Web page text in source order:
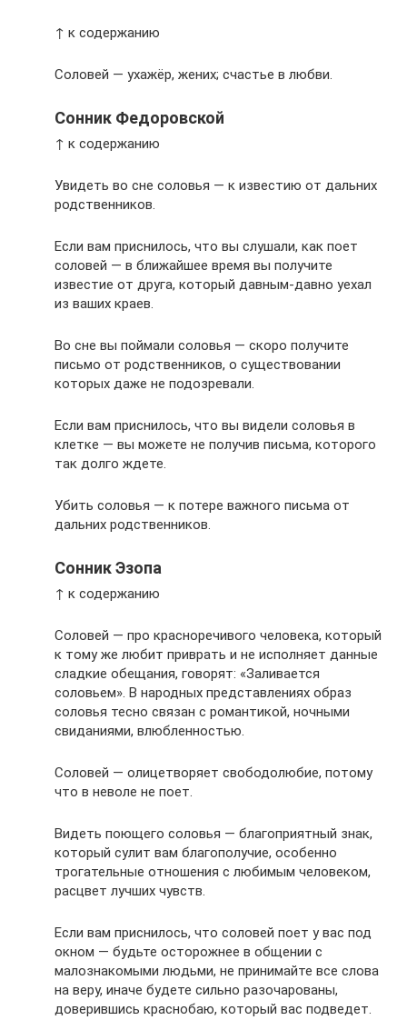
↑ к содержанию
Соловей — ухажёр, жених; счастье в любви.
Сонник Федоровской
↑ к содержанию
Увидеть во сне соловья — к известию от дальних
родственников.
Если вам приснилось, что вы слушали, как поет
соловей — в ближайшее время вы получите
известие от друга, который давным-давно уехал
из ваших краев.
Во сне вы поймали соловья — скоро получите
письмо от родственников, о существовании
которых даже не подозревали.
Если вам приснилось, что вы видели соловья в
клетке — вы можете не получив письма, которого
так долго ждете.
Убить соловья — к потере важного письма от
дальних родственников.
Сонник Эзопа
↑ к содержанию
Соловей — про красноречивого человека, который
к тому же любит приврать и не исполняет данные
сладкие обещания, говорят: «Заливается
соловьем». В народных представлениях образ
соловья тесно связан с романтикой, ночными
свиданиями, влюбленностью.
Соловей — олицетворяет свободолюбие, потому
что в неволе не поет.
Видеть поющего соловья — благоприятный знак,
который сулит вам благополучие, особенно
трогательные отношения с любимым человеком,
расцвет лучших чувств.
Если вам приснилось, что соловей поет у вас под
окном — будьте осторожнее в общении с
малознакомыми людьми, не принимайте все слова
на веру, иначе будете сильно разочарованы,
доверившись краснобаю, который вас подведет.